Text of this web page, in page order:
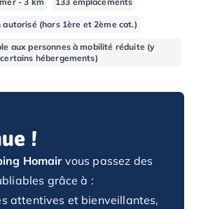
Michel
autorisé (hors 1ère et 2ème cat.)
aux personnes à mobilité réduite (y
hébergements)
!
Homairvous passez des
grâce à :
attentives et bienveillantes,